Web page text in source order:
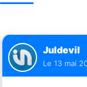
Juldevil
Le 13 mai